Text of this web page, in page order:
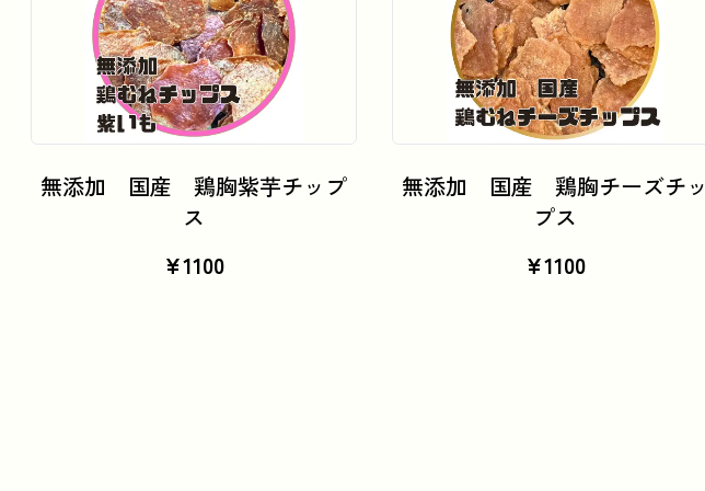
無添加 国産 鶏胸紫芋チップ
ス
¥1100
無添加 国産 鶏胸チーズチッ
プス
¥1100